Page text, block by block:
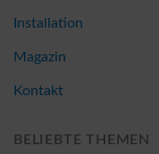
Installation
Magazin
Kontakt
BELIEBTE THEMEN